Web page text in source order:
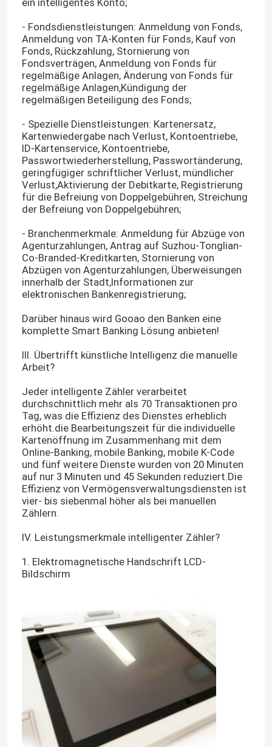
Startseite
Produkte
Über uns
Werksbesichtigung
Qualitätskontrolle
Kontakt mit uns
Nachrichten
Alle Fälle
Referenzen
Banknoten-Sortierer
Banknotenzähler
Banknotenbindmaschine
Münzsortiermaschine
Sonstige Bankprodukte
Cash-Recycling-Maschine
- Fondsdienstleistungen: Anmeldung von Fonds,
Anmeldung von TA-Konten für Fonds, Kauf von
Fonds, Rückzahlung, Stornierung von
Fondsverträgen, Anmeldung von Fonds für
regelmäßige Anlagen, Änderung von Fonds für
regelmäßige Anlagen,Kündigung der
regelmäßigen Beteiligung des Fonds;
- Spezielle Dienstleistungen: Kartenersatz,
Kartenwiedergabe nach Verlust, Kontoentriebe,
ID-Kartenservice, Kontoentriebe,
Passwortwiederherstellung, Passwortänderung,
geringfügiger schriftlicher Verlust, mündlicher
Verlust,Aktivierung der Debitkarte, Registrierung
für die Befreiung von Doppelgebühren, Streichung
der Befreiung von Doppelgebühren;
- Branchenmerkmale: Anmeldung für Abzüge von
Agenturzahlungen, Antrag auf Suzhou-Tonglian-
Co-Branded-Kreditkarten, Stornierung von
Abzügen von Agenturzahlungen, Überweisungen
innerhalb der Stadt,Informationen zur
elektronischen Bankenregistrierung;
Darüber hinaus wird Gooao den Banken eine
komplette Smart Banking Lösung anbieten!
III. Übertrifft künstliche Intelligenz die manuelle
Arbeit?
Jeder intelligente Zähler verarbeitet
durchschnittlich mehr als 70 Transaktionen pro
Tag, was die Effizienz des Dienstes erheblich
erhöht.die Bearbeitungszeit für die individuelle
Kartenöffnung im Zusammenhang mit dem
Online-Banking, mobile Banking, mobile K-Code
und fünf weitere Dienste wurden von 20 Minuten
auf nur 3 Minuten und 45 Sekunden reduziert.Die
Effizienz von Vermögensverwaltungsdiensten ist
vier- bis siebenmal höher als bei manuellen
Zählern.
IV. Leistungsmerkmale intelligenter Zähler?
1. Elektromagnetische Handschrift LCD-
Bildschirm